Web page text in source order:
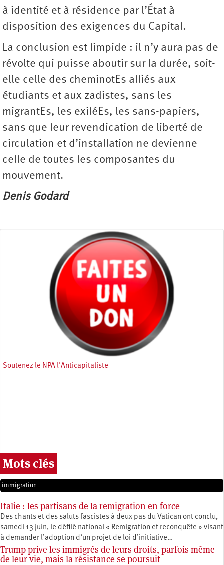
à identité et à résidence par l’État à
disposition des exigences du Capital.
La conclusion est limpide : il n’y aura pas de
révolte qui puisse aboutir sur la durée, soit-
elle celle des cheminotEs alliés aux
étudiants et aux zadistes, sans les
migrantEs, les exiléEs, les sans-papiers,
sans que leur revendication de liberté de
circulation et d’installation ne devienne
celle de toutes les composantes du
mouvement.
Denis Godard
Soutenez le NPA l'Anticapitaliste
Mots clés
immigration
Italie : les partisans de la remigration en force
Des chants et des saluts fascistes à deux pas du Vatican ont conclu,
samedi 13 juin, le défilé national « Remigration et reconquête » visant
à demander l’adoption d’un projet de loi d’initiative…
Trump prive les immigrés de leurs droits, parfois même
de leur vie, mais la résistance se poursuit